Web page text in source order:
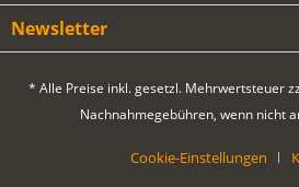
Newsletter
* Alle Preise inkl. gesetzl. Mehrwertsteuer
Nachnahmegebühren, wenn nicht
Cookie-Einstellungen